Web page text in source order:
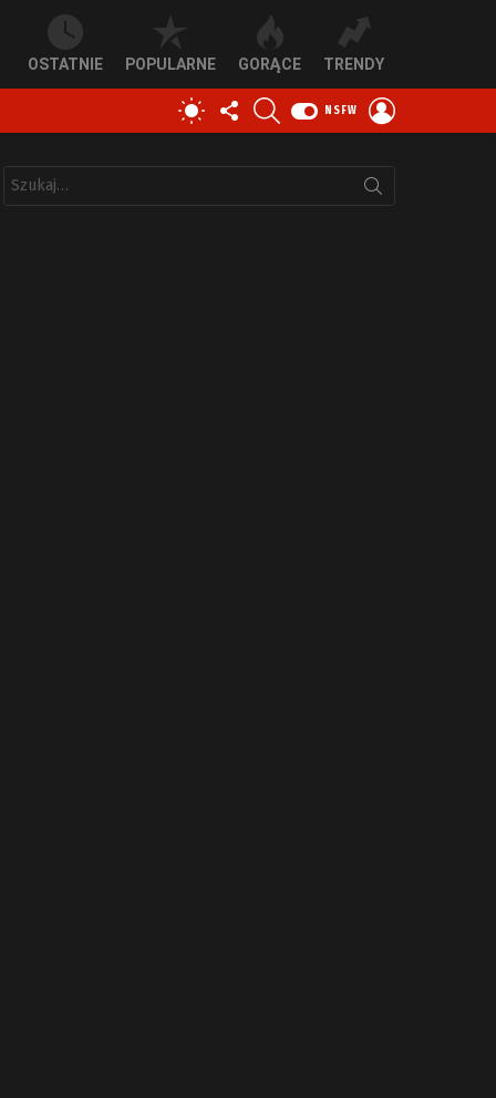
OSTATNIE POPULARNE GORĄCE TRENDY
PRZEŁĄCZ
SKÓRKĘ
OBSERWUJ
NAS
NSFW